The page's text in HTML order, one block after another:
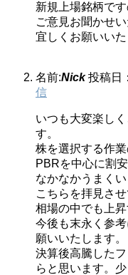
新規上場銘柄で
ご意見お聞かせ
宜しくお願いいた
名前:Nick 投稿日
信
いつも大変楽し
す。
株を選択する作
PBRを中心に割
なかなかうまく
こちらを拝見さ
相場の中でも上
今後も末永く参
願いいたします。
決算後高騰した
らと思います。